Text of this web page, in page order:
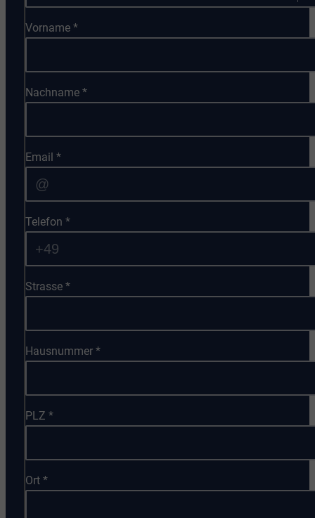
Vorname *
Nachname *
Email *
Telefon *
Strasse *
Hausnummer *
PLZ *
Ort *